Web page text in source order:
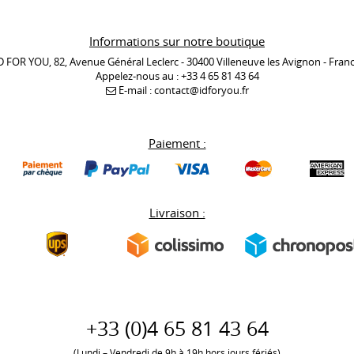
Informations sur notre boutique
FOR YOU, 82, Avenue Général Leclerc - 30400 Villeneuve les Avignon -
Appelez-nous au :+33 4 65 81 43 64
E-mail :contact@idforyou.fr
Paiement :
Livraison :
+33 (0)4 65 81 43 64